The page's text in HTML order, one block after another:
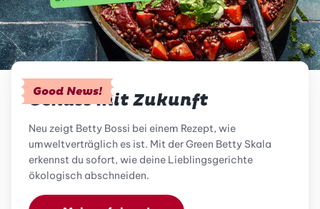
Good News!
Genuss mit Zukunft
Neu zeigt Betty Bossi bei einem Rezept, wie
umweltverträglich es ist. Mit der Green Betty Skala
erkennst du sofort, wie deine Lieblingsgerichte
ökologisch abschneiden.